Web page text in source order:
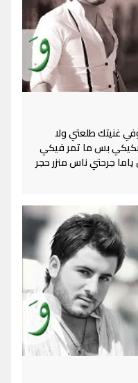
غنيتك طلعتي ولا
بس ما تمر فيكي
جرحتي ناس منزر حجر